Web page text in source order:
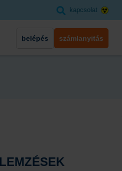
kapcsolat
belépés számlanyitás